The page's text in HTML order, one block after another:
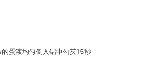
蛋液均匀倒入锅中勾芡15秒